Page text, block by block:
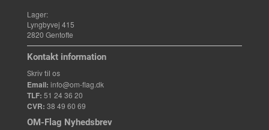
Lager:
Lyngbyvej 415
2820 Gentofte
Kontakt information
Skriv til os
Email: info@om-flag.dk
TLF: 51 24 36 20
CVR: 38 49 60 69
OM-Flag Nyhedsbrev